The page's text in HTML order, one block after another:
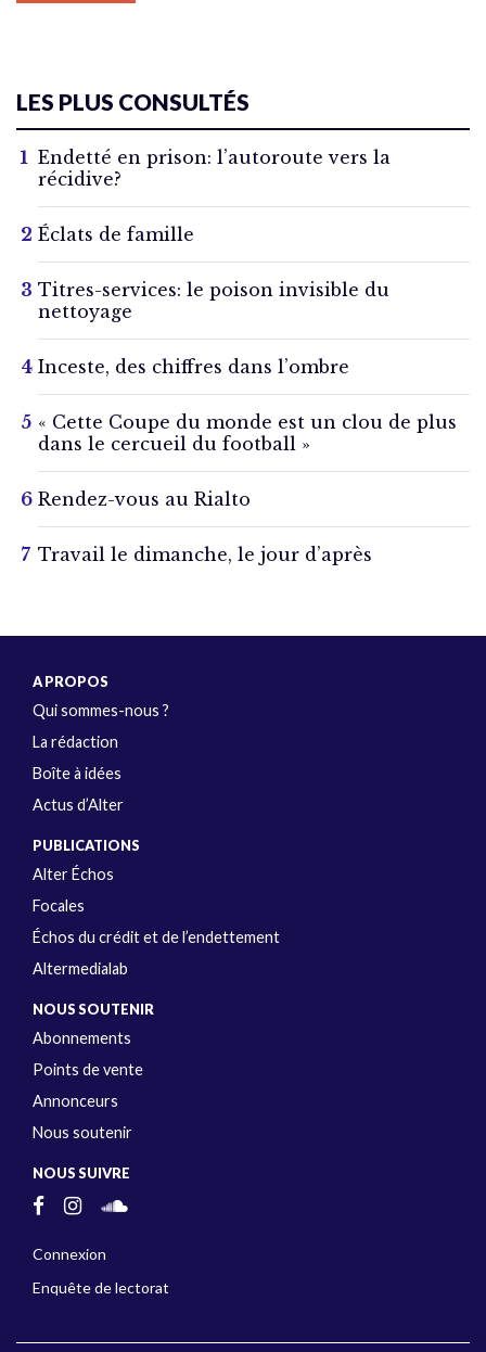
LES PLUS CONSULTÉS
Endetté en prison: l’autoroute vers la
récidive?
Éclats de famille
Titres-services: le poison invisible du
nettoyage
Inceste, des chiffres dans l’ombre
« Cette Coupe du monde est un clou de plus
dans le cercueil du football »
Rendez-vous au Rialto
Travail le dimanche, le jour d’après
A PROPOS
Qui sommes-nous ?
La rédaction
Boîte à idées
Actus d’Alter
PUBLICATIONS
Alter Échos
Focales
Échos du crédit et de l’endettement
Altermedialab
NOUS SOUTENIR
Abonnements
Points de vente
Annonceurs
Nous soutenir
NOUS SUIVRE
Connexion
Enquête de lectorat